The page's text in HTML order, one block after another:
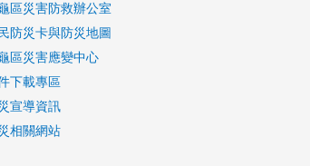
區災害防救辦公室
防災卡與防災地圖
區災害應變中心
下載專區
宣導資訊
相關網站